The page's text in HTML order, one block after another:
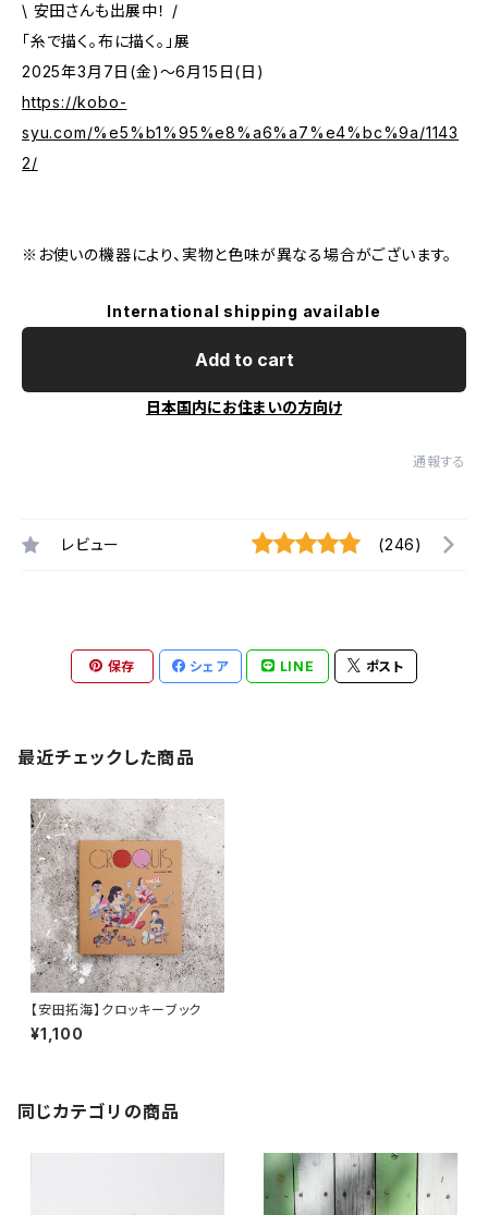
\ 安田さんも出展中！ /
「糸で描く。布に描く。」展
2025年3月7日(金)～6月15日(日)
https://kobo-
syu.com/%e5%b1%95%e8%a6%a7%e4%bc%9a/1143
2/
※お使いの機器により、実物と色味が異なる場合がございます。
International shipping available
Add to cart
日本国内にお住まいの方向け
通報する
レビュー (246)
保存 シェア LINE ポスト
最近チェックした商品
【安田拓海】クロッキーブック
¥1,100
同じカテゴリの商品